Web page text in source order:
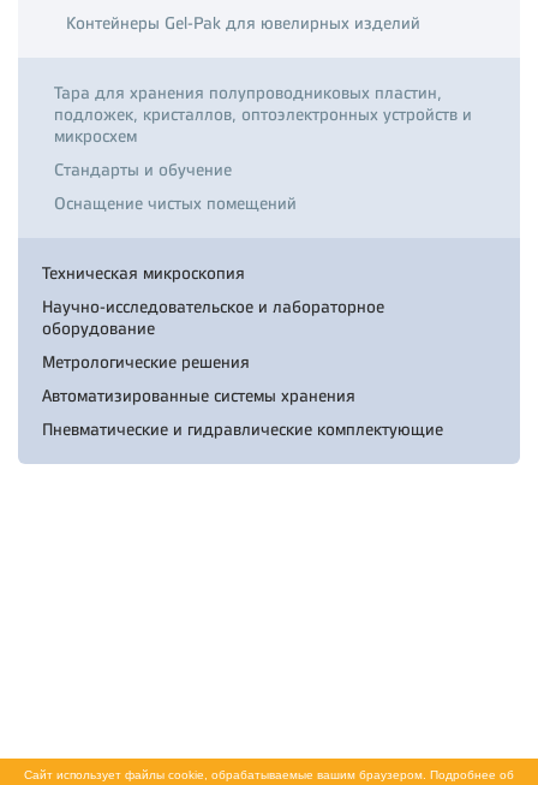
Контейнеры Gel-Pak для ювелирных изделий
Тара для хранения полупроводниковых пластин,
подложек, кристаллов, оптоэлектронных устройств и
микросхем
Стандарты и обучение
Оснащение чистых помещений
Техническая микроскопия
Научно-исследовательское и лабораторное
оборудование
Метрологические решения
Автоматизированные системы хранения
Пневматические и гидравлические комплектующие
Сайт использует файлы cookie, обрабатываемые вашим браузером. Подробнее об